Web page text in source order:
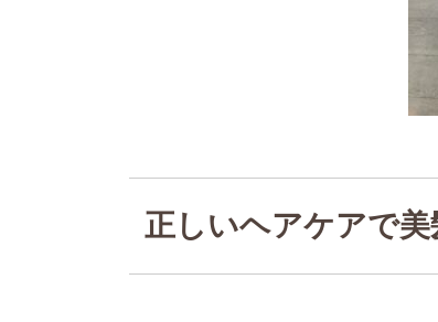
正しいヘアケアで美